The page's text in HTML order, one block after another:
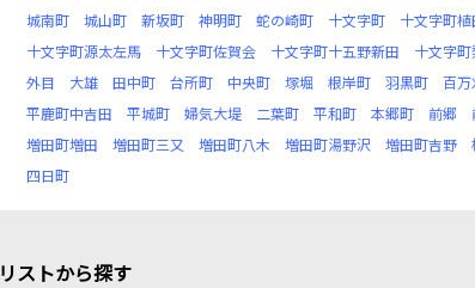
城南町
城山町 新坂町 神明町 蛇の崎町 十文字町 十文字町植
十文字町源太左馬
十文字町佐賀会 十文字町十五野新田 十文字町
外目
大雄 田中町 台所町 中央町 塚堀 根岸町 羽黒町 百万
平鹿町中吉田
平城町 婦気大堤 二葉町 平和町 本郷町 前郷
増田町増田
増田町三又 増田町八木 増田町湯野沢 増田町吉野
四日町
リストから探す